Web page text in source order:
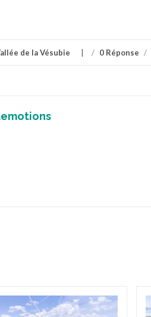
de la Vésubie / 0 Réponse /